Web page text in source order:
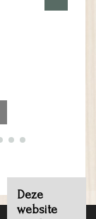
Deze
website